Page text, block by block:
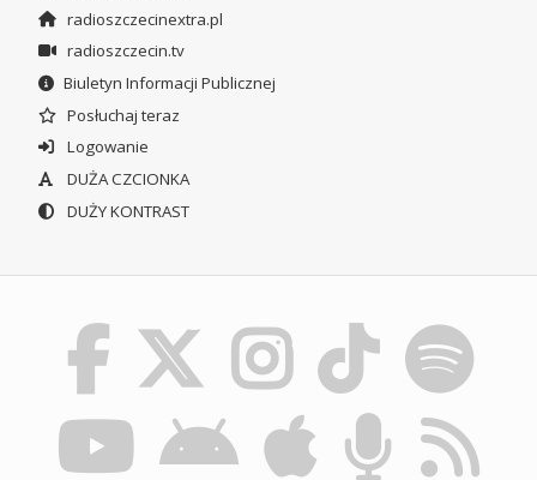
radioszczecinextra.pl
radioszczecin.tv
Biuletyn Informacji Publicznej
Posłuchaj teraz
Logowanie
DUŻA CZCIONKA
DUŻY KONTRAST